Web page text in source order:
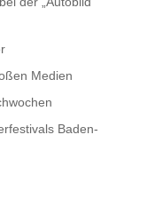
Medien
Baden-